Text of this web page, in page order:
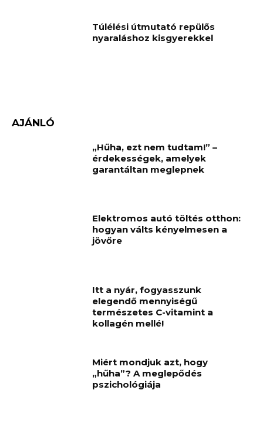
Túlélési útmutató repülős
nyaraláshoz kisgyerekkel
AJÁNLÓ
„Hűha, ezt nem tudtam!” –
érdekességek, amelyek
garantáltan meglepnek
Elektromos autó töltés otthon:
hogyan válts kényelmesen a
jövőre
Itt a nyár, fogyasszunk
elegendő mennyiségű
természetes C-vitamint a
kollagén mellé!
Miért mondjuk azt, hogy
„hűha”? A meglepődés
pszichológiája